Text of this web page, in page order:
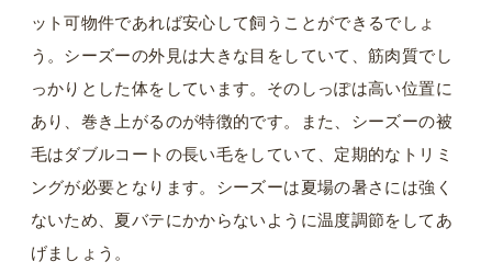
ット可物件であれば安心して飼うことができるでしょ
う。シーズーの外見は大きな目をしていて、筋肉質でし
っかりとした体をしています。そのしっぽは高い位置に
あり、巻き上がるのが特徴的です。また、シーズーの被
毛はダブルコートの長い毛をしていて、定期的なトリミ
ングが必要となります。シーズーは夏場の暑さには強く
ないため、夏バテにかからないように温度調節をしてあ
げましょう。